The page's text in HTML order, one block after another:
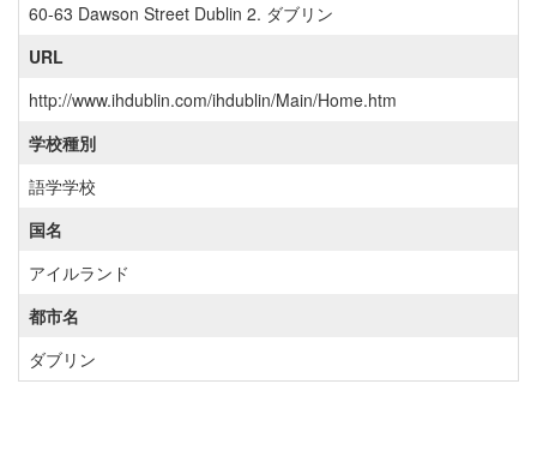
60-63 Dawson Street Dublin 2. ダブリン
URL
http://www.ihdublin.com/ihdublin/Main/Home.htm
学校種別
語学学校
国名
アイルランド
都市名
ダブリン